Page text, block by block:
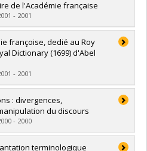
de l'Académie française
- 2001
françoise, dedié au Roy
Dictionary (1699) d'Abel
- 2001
Papyrus
: divergences,
du discours
- 2000
terminologique